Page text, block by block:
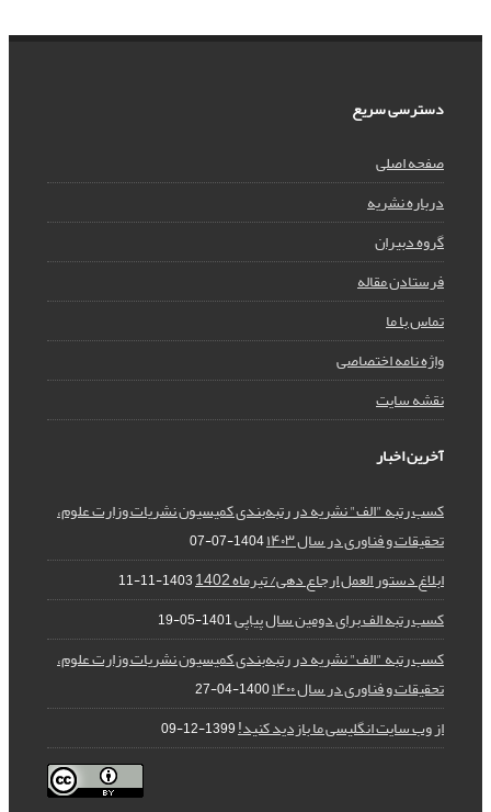
دسترسی سریع
صفحه اصلی
درباره نشریه
گروه دبیران
فرستادن مقاله
تماس با ما
واژه نامه اختصاصی
نقشه سایت
آخرین اخبار
کسب رتبه "الف" نشریه در رتبه‌بندی کمیسیون نشریات وزارت علوم،
تحقیقات و فناوری در سال ۱۴۰۳
1404-07-07
ابلاغ دستور العمل ارجاع دهی/ تیرماه 1402 1403-11-11
کسب رتبه الف برای دومین سال پیاپی1401-05-19
کسب رتبه "الف" نشریه در رتبه‌بندی کمیسیون نشریات وزارت علوم،
تحقیقات و فناوری در سال ۱۴۰۰
1400-04-27
از وب سایت انگلیسی ما بازدید کنید!1399-12-09